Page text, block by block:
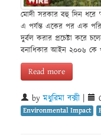
মোদী সরকার বহু দিন
এ পর্যন্ত একের পর এক
দুর্বল করার প্রচেষ্টা করে
বনাধিকার আইন ২০০৬ কে
Read more
byমধুরিমা বক্সী |
Environmental Impact